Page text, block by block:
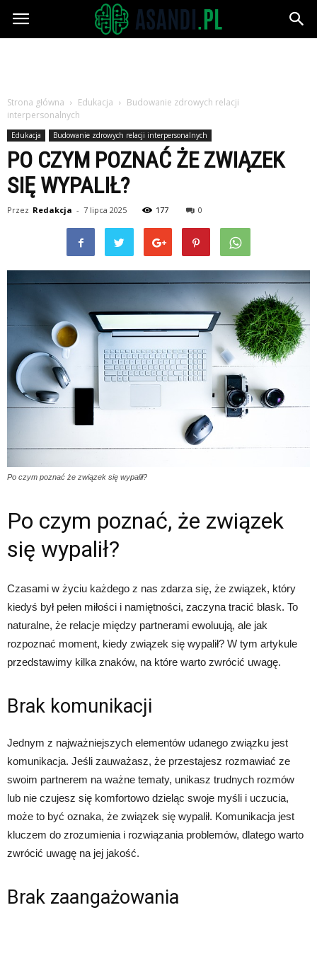
Asandi.pl
Strona główna Edukacja
Budowanie zdrowych relacji
interpersonalnych
Edukacja Budowanie zdrowych relacji interpersonalnych
PO CZYM POZNAĆ ŻE ZWIĄZEK
SIĘ WYPALIŁ?
Przez Redakcja - 7 lipca 2025 177 0
Po czym poznać że związek się wypalił?
Po czym poznać, że związek
się wypalił?
Czasami w życiu każdego z nas zdarza się, że związek, który
kiedyś był pełen miłości i namiętności, zaczyna tracić blask. To
naturalne, że relacje między partnerami ewoluują, ale jak
rozpoznać moment, kiedy związek się wypalił? W tym artykule
przedstawimy kilka znaków, na które warto zwrócić uwagę.
Brak komunikacji
Jednym z najważniejszych elementów udanego związku jest
komunikacja. Jeśli zauważasz, że przestajesz rozmawiać ze
swoim partnerem na ważne tematy, unikasz trudnych rozmów
lub nie czujesz się komfortowo dzieląc swoje myśli i uczucia,
może to być oznaka, że związek się wypalił. Komunikacja jest
kluczem do zrozumienia i rozwiązania problemów, dlatego warto
zwrócić uwagę na jej jakość.
Brak zaangażowania